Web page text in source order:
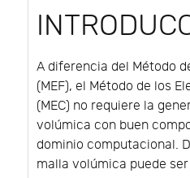
A diferencia del Método
(MEF), el Método de los
(MEC) no requiere la
volúmica con buen
dominio computacional.
malla volúmica puede